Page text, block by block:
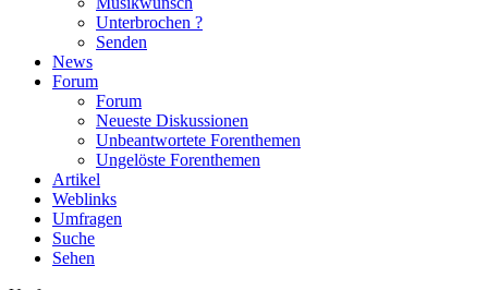
Unterbrochen ?
Senden
News
Forum
Forum
Neueste Diskussionen
Unbeantwortete Forenthemen
Ungelöste Forenthemen
Artikel
Weblinks
Umfragen
Suche
Sehen